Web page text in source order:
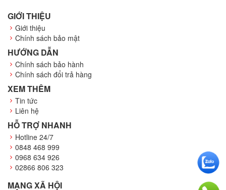
GIỚI THIỆU
Giới thiệu
Chính sách bảo mật
HƯỚNG DẪN
Chính sách bảo hành
Chính sách đổi trả hàng
XEM THÊM
Tin tức
Liên hệ
HỖ TRỢ NHANH
Hotline 24/7
0848 468 999
0968 634 926
02866 806 323
MẠNG XÃ HỘI